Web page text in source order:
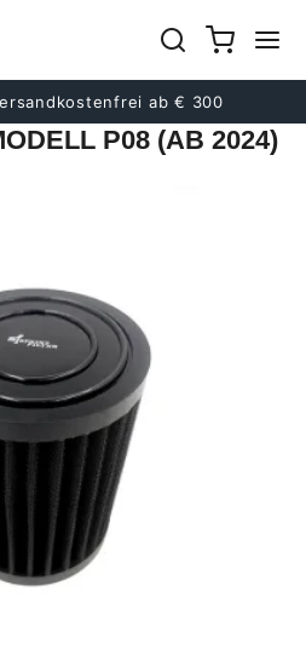
ab € 300
früher
Nächster
P08 (AB 2024)